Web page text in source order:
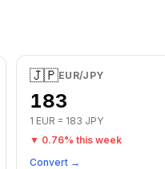
🇯🇵EUR/JPY
183
1 EUR = 183 JPY
▼ 0.76% this week
Convert →